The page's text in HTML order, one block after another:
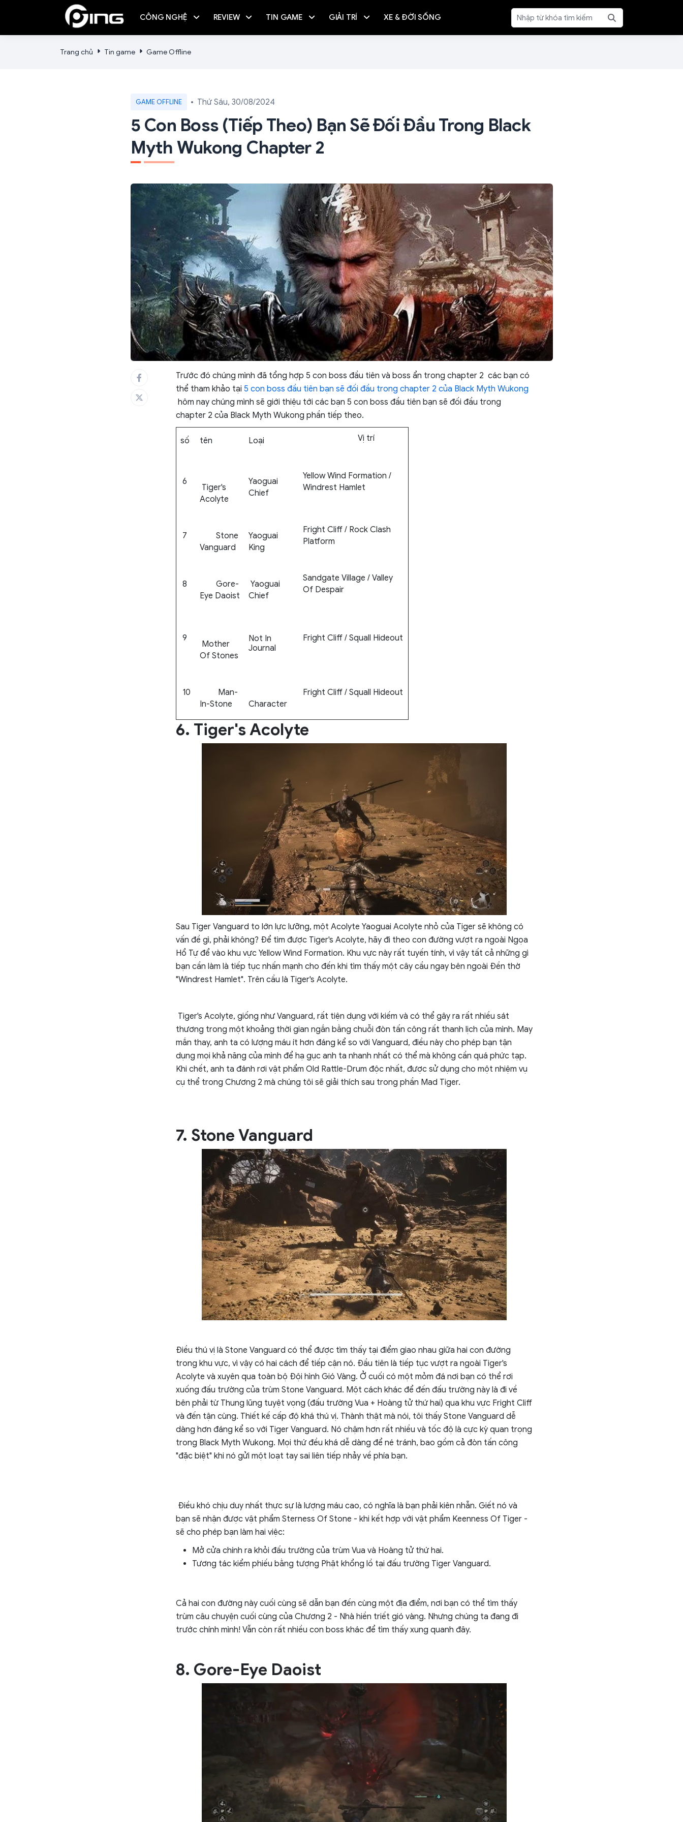
CÔNG NGHỆ REVIEW TIN GAME GIẢI TRÍ XE & ĐỜI SỐNG
Trang chủ Tin game Game Offline
GAME OFFLINE Thứ Sáu, 30/08/2024
5 Con Boss (tiếp Theo) Bạn Sẽ Đối Đầu Trong Black
Myth Wukong Chapter 2
Trước đó chúng mình đã tổng hợp 5 con boss đầu tiên và boss ẩn trong chapter 2 các bạn có
thể tham khảo tại 5 con boss đầu tiên bạn sẽ đối đầu trong chapter 2 của Black Myth Wukong
hôm nay chúng mình sẽ giới thiệu tới các bạn 5 con boss đầu tiên bạn sẽ đối đầu trong
chapter 2 của Black Myth Wukong phần tiếp theo.
số tên Loại Vị trí
6
Tiger's
Acolyte
Yaoguai
Chief
Yellow Wind Formation /
Windrest Hamlet
7
Stone
Vanguard
Yaoguai
King
Fright Cliff / Rock Clash
Platform
8
Gore-
Eye Daoist
Yaoguai
Chief
Sandgate Village / Valley
Of Despair
9
Mother
Of Stones
Not In
Journal
Fright Cliff / Squall Hideout
10
Man-
In-Stone
Character
Fright Cliff / Squall Hideout
6. Tiger's Acolyte
Sau Tiger Vanguard to lớn lực lưỡng, một Acolyte Yaoguai Acolyte nhỏ của Tiger sẽ không có
vấn đề gì, phải không? Để tìm được Tiger's Acolyte, hãy đi theo con đường vượt ra ngoài Ngọa
Hổ Tự để vào khu vực Yellow Wind Formation. Khu vực này rất tuyến tính, vì vậy tất cả những gì
bạn cần làm là tiếp tục nhấn mạnh cho đến khi tìm thấy một cây cầu ngay bên ngoài Đền thờ
"Windrest Hamlet". Trên cầu là Tiger's Acolyte.
Tiger's Acolyte, giống như Vanguard, rất tiện dụng với kiếm và có thể gây ra rất nhiều sát
thương trong một khoảng thời gian ngắn bằng chuỗi đòn tấn công rất thanh lịch của mình. May
mắn thay, anh ta có lượng máu ít hơn đáng kể so với Vanguard, điều này cho phép bạn tận
dụng mọi khả năng của mình để hạ gục anh ta nhanh nhất có thể mà không cần quá phức tạp.
Khi chết, anh ta đánh rơi vật phẩm Old Rattle-Drum độc nhất, được sử dụng cho một nhiệm vụ
cụ thể trong Chương 2 mà chúng tôi sẽ giải thích sau trong phần Mad Tiger.
7. Stone Vanguard
Điều thú vị là Stone Vanguard có thể được tìm thấy tại điểm giao nhau giữa hai con đường
trong khu vực, vì vậy có hai cách để tiếp cận nó. Đầu tiên là tiếp tục vượt ra ngoài Tiger's
Acolyte và xuyên qua toàn bộ Đội hình Gió Vàng. Ở cuối có một mỏm đá nơi bạn có thể rơi
xuống đấu trường của trùm Stone Vanguard. Một cách khác để đến đấu trường này là đi về
bên phải từ Thung lũng tuyệt vọng (đấu trường Vua + Hoàng tử thứ hai) qua khu vực Fright Cliff
và đến tận cùng. Thiết kế cấp độ khá thú vị. Thành thật mà nói, tôi thấy Stone Vanguard dễ
dàng hơn đáng kể so với Tiger Vanguard. Nó chậm hơn rất nhiều và tốc độ là cực kỳ quan trọng
trong Black Myth Wukong. Mọi thứ đều khá dễ dàng để né tránh, bao gồm cả đòn tấn công
"đặc biệt" khi nó gửi một loạt tay sai liên tiếp nhảy về phía bạn.
Điều khó chịu duy nhất thực sự là lượng máu cao, có nghĩa là bạn phải kiên nhẫn. Giết nó và
bạn sẽ nhận được vật phẩm Sterness Of Stone - khi kết hợp với vật phẩm Keenness Of Tiger -
sẽ cho phép bạn làm hai việc:
Mở cửa chính ra khỏi đấu trường của trùm Vua và Hoàng tử thứ hai.
Tương tác kiểm phiếu bằng tượng Phật khổng lồ tại đấu trường Tiger Vanguard.
Cả hai con đường này cuối cùng sẽ dẫn bạn đến cùng một địa điểm, nơi bạn có thể tìm thấy
trùm câu chuyện cuối cùng của Chương 2 - Nhà hiền triết gió vàng. Nhưng chúng ta đang đi
trước chính mình! Vẫn còn rất nhiều con boss khác để tìm thấy xung quanh đây.
8. Gore-Eye Daoist